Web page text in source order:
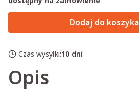
Dodaj do koszyka
Czas wysyłki:10 dni
Opis